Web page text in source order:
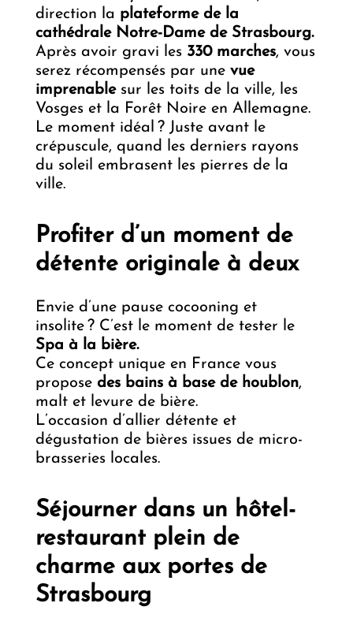
direction la plateforme de la
cathédrale Notre-Dame de Strasbourg.
Après avoir gravi les 330 marches, vous
serez récompensés par une vue
imprenablesur les toits de la ville, les
Vosges et la Forêt Noire en Allemagne.
Le moment idéal ? Juste avant le
crépuscule, quand les derniers rayons
du soleil embrasent les pierres de la
ville.
Profiter d’un moment de
détente originale à deux
Envie d’une pause cocooning et
insolite ? C’est le moment de tester le
Spa à la bière.
Ce concept unique en France vous
propose des bains à base de houblon,
malt et levure de bière.
L’occasion d’allier détente et
dégustation de bières issues de micro-
brasseries locales.
Séjourner dans un hôtel-
restaurant plein de
charme aux portes de
Strasbourg